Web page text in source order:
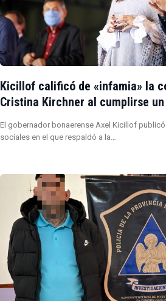
Kicillof calificó de «infamia» la
Cristina Kirchner al cumplirse
El gobernador bonaerense Axel Kicillof
sociales en el que respaldó a la…